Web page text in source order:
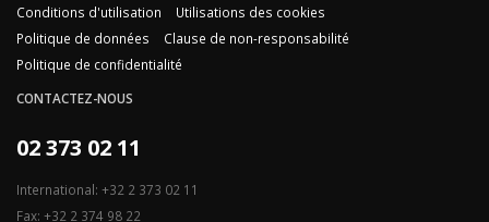
Conditions d'utilisation
Utilisations des cookies
Politique de données
Clause de non-responsabilité
Politique de confidentialité
CONTACTEZ-NOUS
02 373 02 11
International: +32 2 373 02 11
Fax: +32 2 374 98 22